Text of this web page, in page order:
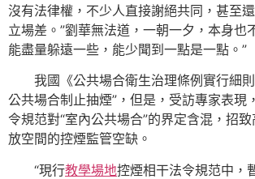
沒有法律權，不少人直接謝絕共同，甚至
立場差。”劉華無法道，一朝一夕，本身也
能盡量躲遠一些，能少聞到一點是一點。”
我國《公共場合衛生治理條例實行細
公共場合制止抽煙”，但是，受訪專家表現
令規范對“室內公共場合”的界定含混，招
放空間的控煙監管空缺。
“現行教學場地控煙相干法令規范中，